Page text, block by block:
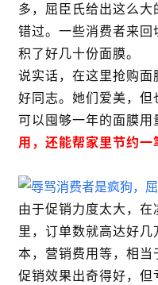
多，屈臣氏给出这么
错过。一些消费者来回
积了好几十份面膜。
说实话，在这里抢购
好同志。她们爱美，但
可以囤够一年的面膜用
用，还能帮家里节约一
由于促销力度太大，
里，订单数就高达好
本，营销费用等，相当
促销效果出奇得好，